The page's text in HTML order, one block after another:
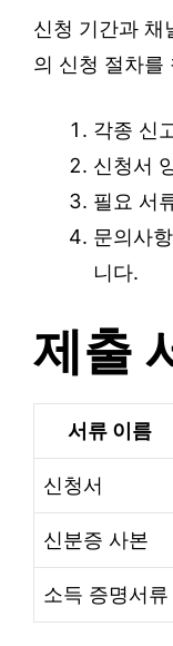
신청 기간과 채
의 신청 절차를
각종 신
신청서
필요 서
문의사
니다.
제출
서류 이름
신청서
신분증 사본
소득 증명서류